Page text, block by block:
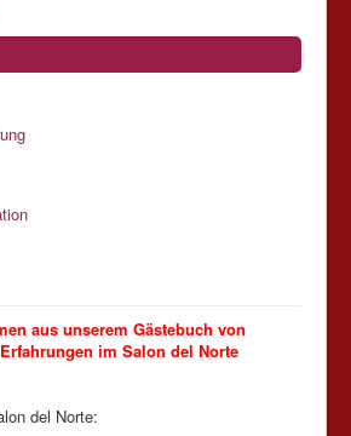
aus unserem Gästebuch von
im Salon del Norte
del Norte: